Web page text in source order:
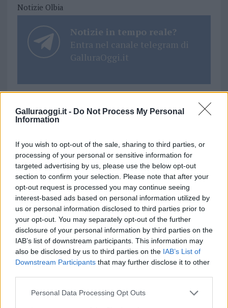
Galluraoggi.it - Do Not Process My Personal
Information
If you wish to opt-out of the sale, sharing to third parties, or
processing of your personal or sensitive information for
targeted advertising by us, please use the below opt-out
section to confirm your selection. Please note that after your
opt-out request is processed you may continue seeing
interest-based ads based on personal information utilized by
us or personal information disclosed to third parties prior to
your opt-out. You may separately opt-out of the further
disclosure of your personal information by third parties on the
IAB’s list of downstream participants. This information may
also be disclosed by us to third parties on the IAB’s List of
Downstream Participants that may further disclose it to other
Please note that this website/app uses one or more Google
Personal Data Processing Opt Outs
Notizie Olbia
Notizie in tempo reale?
Entra nel canale telegram di
GalluraOggi.it
Inviaci le tue segnalazioni,
345 356 7512
Ricevi le nostre ultime news
daGoogle News
F T PiWS